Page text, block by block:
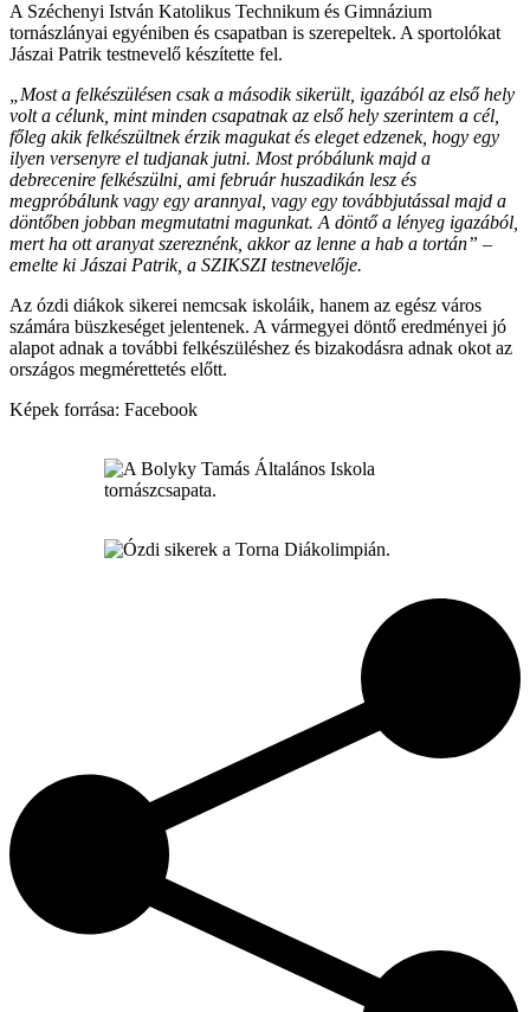
A Széchenyi István Katolikus Technikum és Gimnázium
tornászlányai egyéniben és csapatban is szerepeltek. A sportolókat
Jászai Patrik testnevelő készítette fel.
„Most a felkészülésen csak a második sikerült, igazából az első hely
volt a célunk, mint minden csapatnak az első hely szerintem a cél,
főleg akik felkészültnek érzik magukat és eleget edzenek, hogy egy
ilyen versenyre el tudjanak jutni. Most próbálunk majd a
debrecenire felkészülni, ami február huszadikán lesz és
megpróbálunk vagy egy arannyal, vagy egy továbbjutással majd a
döntőben jobban megmutatni magunkat. A döntő a lényeg igazából,
mert ha ott aranyat szereznénk, akkor az lenne a hab a tortán” –
emelte ki Jászai Patrik, a SZIKSZI testnevelője.
Az ózdi diákok sikerei nemcsak iskoláik, hanem az egész város
számára büszkeséget jelentenek. A vármegyei döntő eredményei jó
alapot adnak a további felkészüléshez és bizakodásra adnak okot az
országos megmérettetés előtt.
Képek forrása: Facebook